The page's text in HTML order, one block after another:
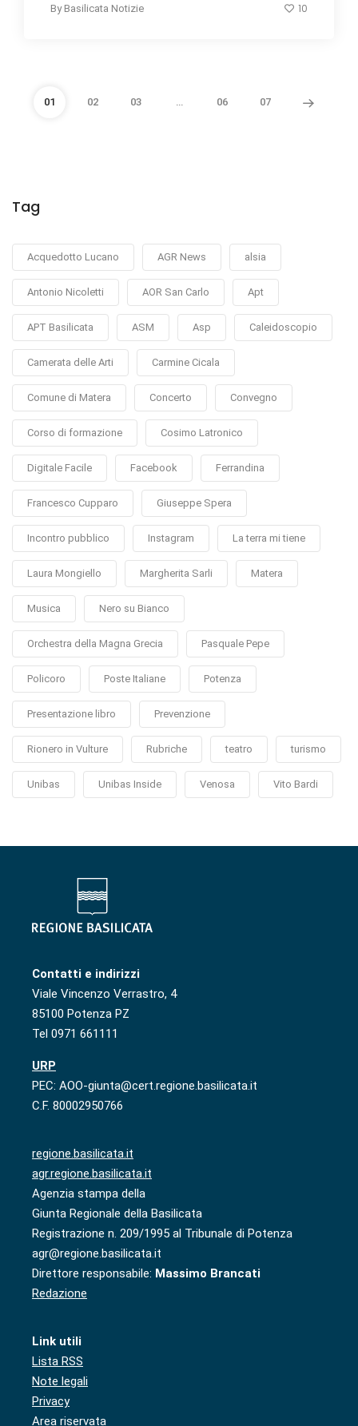
By Basilicata Notizie 10
01 02 03 … 06 07
Tag
Acquedotto Lucano AGR News alsia
Antonio Nicoletti AOR San Carlo Apt
APT Basilicata ASM Asp Caleidoscopio
Camerata delle Arti Carmine Cicala
Comune di Matera Concerto Convegno
Corso di formazione Cosimo Latronico
Digitale Facile Facebook Ferrandina
Francesco Cupparo Giuseppe Spera
Incontro pubblico Instagram La terra mi tiene
Laura Mongiello Margherita Sarli Matera
Musica Nero su Bianco
Orchestra della Magna Grecia Pasquale Pepe
Policoro Poste Italiane Potenza
Presentazione libro Prevenzione
Rionero in Vulture Rubriche teatro turismo
Unibas Unibas Inside Venosa Vito Bardi
Contatti e indirizzi
Viale Vincenzo Verrastro, 4
85100 Potenza PZ
Tel 0971 661111
URP
PEC: AOO-giunta@cert.regione.basilicata.it
C.F. 80002950766
regione.basilicata.it
agr.regione.basilicata.it
Agenzia stampa della
Giunta Regionale della Basilicata
Registrazione n. 209/1995 al Tribunale di Potenza
agr@regione.basilicata.it
Direttore responsabile: Massimo Brancati
Redazione
Link utili
Lista RSS
Note legali
Privacy
Area riservata